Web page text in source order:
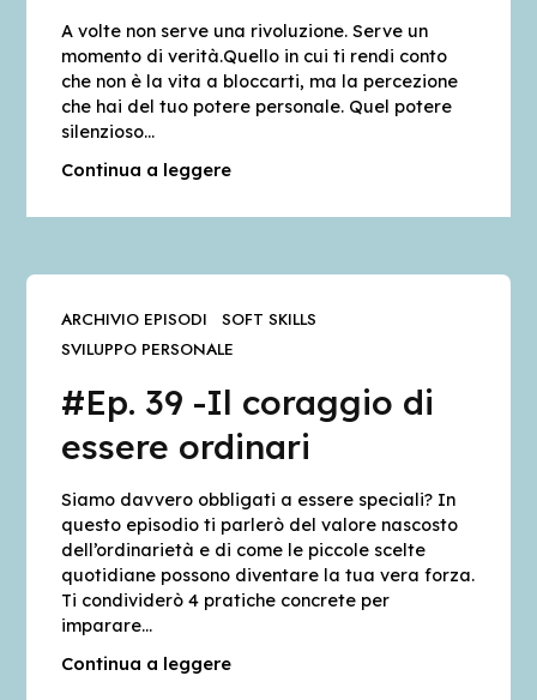
A volte non serve una rivoluzione. Serve un
momento di verità.Quello in cui ti rendi conto
che non è la vita a bloccarti, ma la percezione
che hai del tuo potere personale. Quel potere
silenzioso…
Continua a leggere
ARCHIVIO EPISODI
SOFT SKILLS
SVILUPPO PERSONALE
#Ep. 39 -Il coraggio di
essere ordinari
Siamo davvero obbligati a essere speciali? In
questo episodio ti parlerò del valore nascosto
dell’ordinarietà e di come le piccole scelte
quotidiane possono diventare la tua vera forza.
Ti condividerò 4 pratiche concrete per
imparare…
Continua a leggere